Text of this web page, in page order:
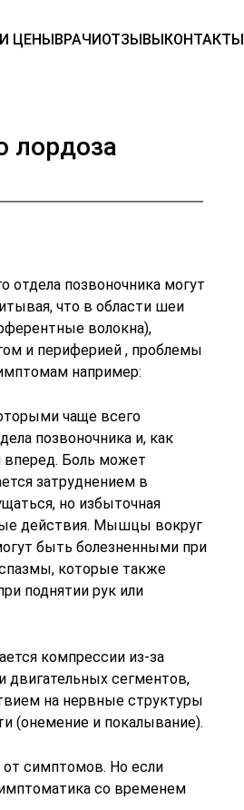
ЦЕНЫВРАЧИОТЗЫВЫКОНТАКТЫ
лордоза
позвоночника могут
что в области шеи
волокна),
и периферией , проблемы
например:
чаще всего
позвоночника и, как
вперед. Боль может
затруднением в
но избыточная
действия. Мышцы вокруг
быть болезненными при
которые также
поднятии рук или
компрессии из-за
двигательных сегментов,
на нервные структуры
(онемение и покалывание).
от симптомов. Но если
со временем